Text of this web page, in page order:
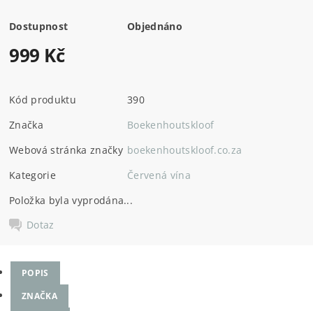
Dostupnost Objednáno
999 Kč
Kód produktu
390
Značka
Boekenhoutskloof
Webová stránka značky boekenhoutskloof.co.za
Kategorie
Červená vína
Položka byla vyprodána...
Dotaz
POPIS
ZNAČKA